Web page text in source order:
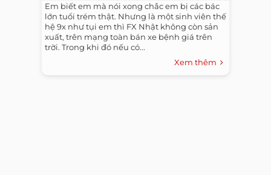
Em biết em mà nói xong chắc em bị các bác
lớn tuổi trém thật. Nhưng là một sinh viên thế
hệ 9x như tụi em thì FX Nhật không còn sản
xuất, trên mạng toàn bán xe bệnh giá trên
trời. Trong khi đó nếu có...
Xem thêm